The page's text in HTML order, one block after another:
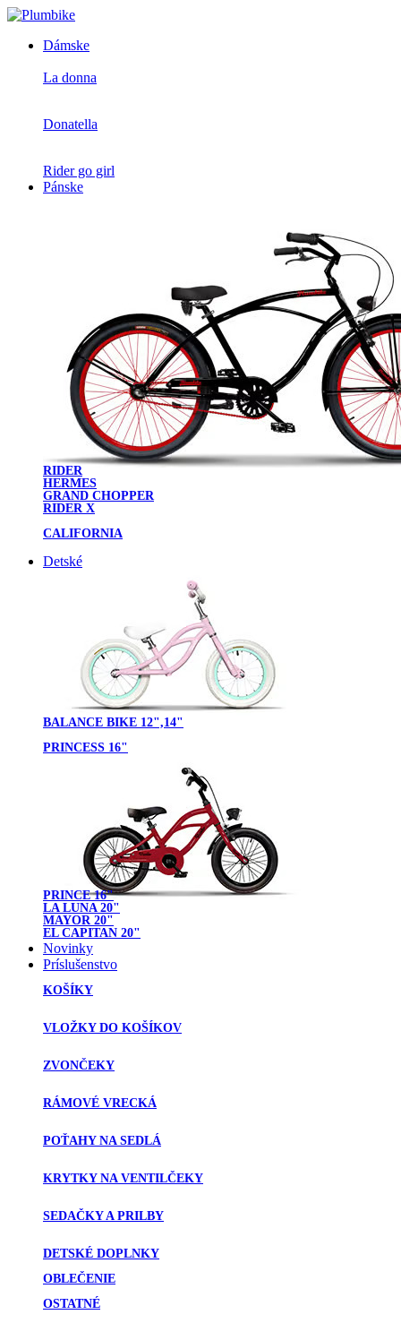
Dámske
La donna
Donatella
Rider go girl
Pánske
RIDER
HERMES
GRAND CHOPPER
RIDER X
CALIFORNIA
Detské
BALANCE BIKE 12",14"
PRINCESS 16"
PRINCE 16"
LA LUNA 20"
MAYOR 20"
EL CAPITAN 20"
Novinky
Príslušenstvo
KOŠÍKY
VLOŽKY DO KOŠÍKOV
ZVONČEKY
RÁMOVÉ VRECKÁ
POŤAHY NA SEDLÁ
KRYTKY NA VENTILČEKY
SEDAČKY A PRILBY
DETSKÉ DOPLNKY
OBLEČENIE
OSTATNÉ